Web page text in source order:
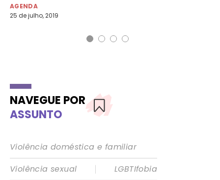
AGENDA
25 de julho, 2019
NAVEGUE POR
ASSUNTO
Violência doméstica e familiar
Violência sexual
|
LGBTIfobia